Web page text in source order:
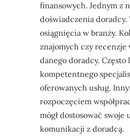
finansowych. Jednym z
doświadczenia
osiągnięcia w branży.
znajomych czy
danego doradcy.
kompetentnego
oferowanych usług.
rozpoczęciem
mógł dostosować
komunikacji z doradcą.